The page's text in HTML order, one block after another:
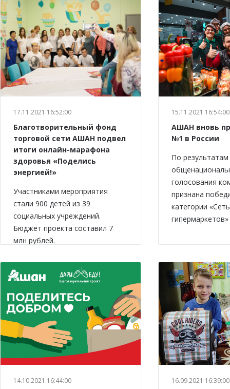
17.11.2021 16:52:00
Благотворительный фонд
торговой сети АШАН подвел
итоги онлайн-марафона
здоровья «Поделись
энергией!»
Участниками мероприятия
стали 900 детей из 39
социальных учреждений.
Бюджет проекта составил 7
млн рублей.
15.11.2021 16:54:00
АШАН вновь
№1 в России
По результатам
голосования
признана
категории «Сеть
14.10.2021 16:44:00 16.09.2021 16:39:00